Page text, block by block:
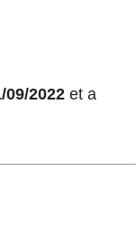
09/2022 et a